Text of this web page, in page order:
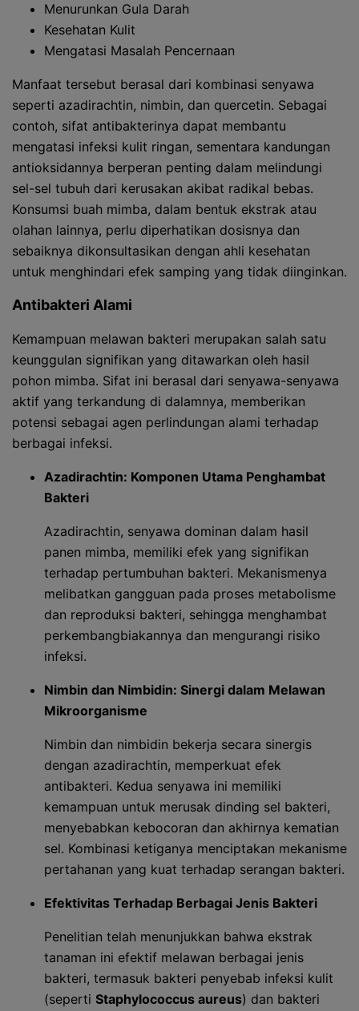
Menurunkan Gula Darah
Kesehatan Kulit
Mengatasi Masalah Pencernaan
Manfaat tersebut berasal dari kombinasi senyawa
seperti azadirachtin, nimbin, dan quercetin. Sebagai
contoh, sifat antibakterinya dapat membantu
mengatasi infeksi kulit ringan, sementara kandungan
antioksidannya berperan penting dalam melindungi
sel-sel tubuh dari kerusakan akibat radikal bebas.
Konsumsi buah mimba, dalam bentuk ekstrak atau
olahan lainnya, perlu diperhatikan dosisnya dan
sebaiknya dikonsultasikan dengan ahli kesehatan
untuk menghindari efek samping yang tidak diinginkan.
Antibakteri Alami
Kemampuan melawan bakteri merupakan salah satu
keunggulan signifikan yang ditawarkan oleh hasil
pohon mimba. Sifat ini berasal dari senyawa-senyawa
aktif yang terkandung di dalamnya, memberikan
potensi sebagai agen perlindungan alami terhadap
berbagai infeksi.
Azadirachtin: Komponen Utama Penghambat
Bakteri
Azadirachtin, senyawa dominan dalam hasil
panen mimba, memiliki efek yang signifikan
terhadap pertumbuhan bakteri. Mekanismenya
melibatkan gangguan pada proses metabolisme
dan reproduksi bakteri, sehingga menghambat
perkembangbiakannya dan mengurangi risiko
infeksi.
Nimbin dan Nimbidin: Sinergi dalam Melawan
Mikroorganisme
Nimbin dan nimbidin bekerja secara sinergis
dengan azadirachtin, memperkuat efek
antibakteri. Kedua senyawa ini memiliki
kemampuan untuk merusak dinding sel bakteri,
menyebabkan kebocoran dan akhirnya kematian
sel. Kombinasi ketiganya menciptakan mekanisme
pertahanan yang kuat terhadap serangan bakteri.
Efektivitas Terhadap Berbagai Jenis Bakteri
Penelitian telah menunjukkan bahwa ekstrak
tanaman ini efektif melawan berbagai jenis
bakteri, termasuk bakteri penyebab infeksi kulit
(seperti Staphylococcus aureus) dan bakteri